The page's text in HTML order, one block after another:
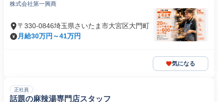
株式会社第一興商
〒330-0846埼玉県さいたま市大宮区大門町
月給30万円～41万円
気になる
正社員
話題の麻辣湯専門店スタッフ